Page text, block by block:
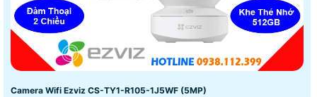
Camera Wifi Ezviz CS-TY1-R105-1J5WF (5MP)